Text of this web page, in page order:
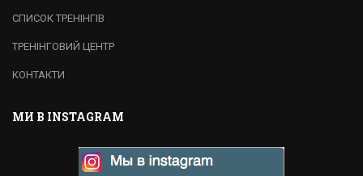
СПИСОК ТРЕНІНГІВ
ТРЕНІНГОВИЙ ЦЕНТР
КОНТАКТИ
МИ В INSTAGRAM